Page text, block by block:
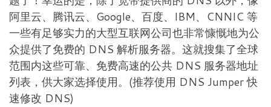
阿里云、腾讯云、Google、百度、IBM、CNNIC 等
一些有足够实力的大型互联网公司也非常慷慨地为公
众提供了免费的 DNS 解析服务器。这就搜集了全球
范围内这些可靠、免费高速的公共 DNS 服务器地址
列表，供大家选择使用。(推荐使用 DNS Jumper 快
速修改 DNS)